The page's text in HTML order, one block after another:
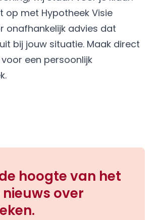
op met Hypotheek Visie
onafhankelijk advies dat
bij jouw situatie. Maak direct
voor een persoonlijk
hoogte van het
over